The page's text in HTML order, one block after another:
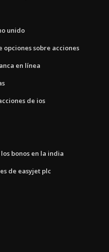
unido
opciones sobre acciones
en línea
de ios
bonos en la india
de easyjet plc